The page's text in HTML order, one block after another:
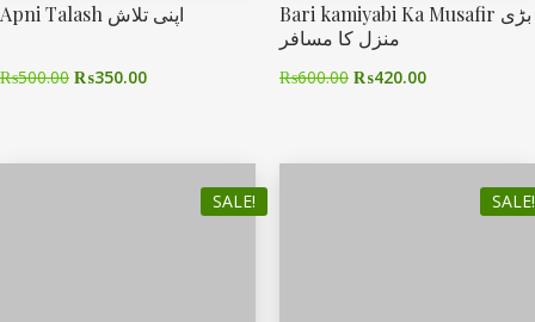
Apni Talash اپنی تلاش
₨500.00 ₨350.00
Bari kamiyabi Ka Musafir بڑی
منزل کا مسافر
₨600.00 ₨420.00
SALE! SALE!